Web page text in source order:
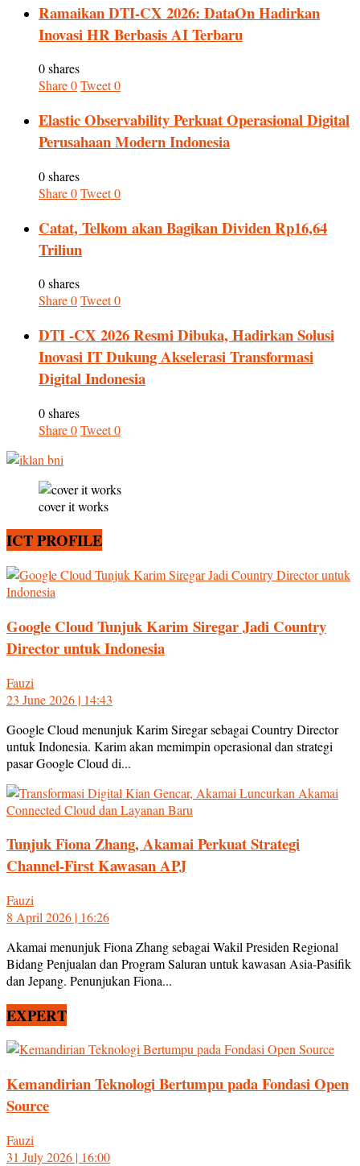
Ramaikan DTI-CX 2026: DataOn Hadirkan
Inovasi HR Berbasis AI Terbaru
0 shares
Share0Tweet0
Elastic Observability Perkuat Operasional Digital
Perusahaan Modern Indonesia
0 shares
Share0Tweet0
Catat, Telkom akan Bagikan Dividen Rp16,64
Triliun
0 shares
Share0Tweet0
DTI -CX 2026 Resmi Dibuka, Hadirkan Solusi
Inovasi IT Dukung Akselerasi Transformasi
Digital Indonesia
0 shares
Share0Tweet0
cover it works
ICT PROFILE
Google Cloud Tunjuk Karim Siregar Jadi Country
Director untuk Indonesia
Fauzi
23 June 2026 | 14:43
Google Cloud menunjuk Karim Siregar sebagai Country Director
untuk Indonesia. Karim akan memimpin operasional dan strategi
pasar Google Cloud di...
Tunjuk Fiona Zhang, Akamai Perkuat Strategi
Channel-First Kawasan APJ
Fauzi
8 April 2026 | 16:26
Akamai menunjuk Fiona Zhang sebagai Wakil Presiden Regional
Bidang Penjualan dan Program Saluran untuk kawasan Asia-Pasifik
dan Jepang. Penunjukan Fiona...
EXPERT
Kemandirian Teknologi Bertumpu pada Fondasi Open
Source
Fauzi
31 July 2026 | 16:00